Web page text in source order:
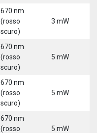
670 nm
(rosso
scuro)
3 mW
670 nm
(rosso
scuro)
5 mW
670 nm
(rosso
scuro)
5 mW
670 nm
(rosso
5 mW